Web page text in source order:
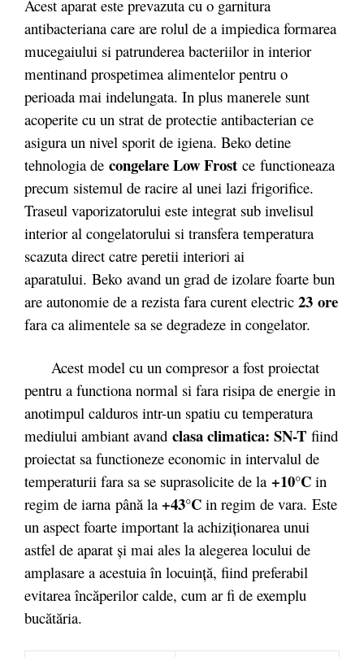
Acest aparat este prevazuta cu o garnitura
antibacteriana care are rolul de a impiedica formarea
mucegaiului si patrunderea bacteriilor in interior
mentinand prospetimea alimentelor pentru o
perioada mai indelungata. In plus manerele sunt
acoperite cu un strat de protectie antibacterian ce
asigura un nivel sporit de igiena. Beko detine
tehnologia de congelare Low Frost ce functioneaza
precum sistemul de racire al unei lazi frigorifice.
Traseul vaporizatorului este integrat sub invelisul
interior al congelatorului si transfera temperatura
scazuta direct catre peretii interiori ai
aparatului. Beko avand un grad de izolare foarte bun
are autonomie de a rezista fara curent electric 23 ore
fara ca alimentele sa se degradeze in congelator.
Acest model cu un compresor a fost proiectat
pentru a functiona normal si fara risipa de energie in
anotimpul calduros intr-un spatiu cu temperatura
mediului ambiant avand clasa climatica: SN-T fiind
proiectat sa functioneze economic in intervalul de
temperaturii fara sa se suprasolicite de la +10°C in
regim de iarna până la +43°C in regim de vara. Este
un aspect foarte important la achiziţionarea unui
astfel de aparat şi mai ales la alegerea locului de
amplasare a acestuia în locuinţă, fiind preferabil
evitarea încăperilor calde, cum ar fi de exemplu
bucătăria.